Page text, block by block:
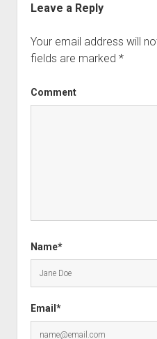
Leave a Reply
Your email address will
fields are marked *
Comment
Name*
Email*